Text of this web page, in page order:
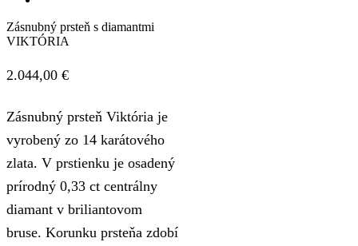
Zásnubný prsteň s diamantmi
VIKTÓRIA
2.044,00 €
Zásnubný prsteň Viktória je
vyrobený zo 14 karátového
zlata. V prstienku je osadený
prírodný 0,33 ct centrálny
diamant v briliantovom
bruse. Korunku prsteňa zdobí